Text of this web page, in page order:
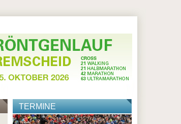
TERMINE